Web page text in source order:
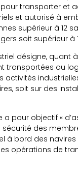
transporter et
et autorisé à
supérieur à 12
soit supérieur à
désigne, quant
transportées ou
activités
soit sur des
pour objectif «
des
à bord des
opérations de